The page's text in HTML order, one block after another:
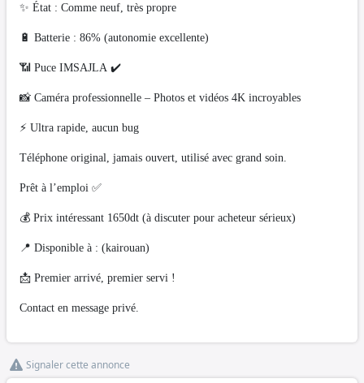
✨ État : Comme neuf, très propre
🔋 Batterie : 86% (autonomie excellente)
📶 Puce IMSAJLA ✔️
📸 Caméra professionnelle – Photos et vidéos 4K incroyables
⚡ Ultra rapide, aucun bug
Téléphone original, jamais ouvert, utilisé avec grand soin.
Prêt à l’emploi ✅
💰 Prix intéressant 1650dt (à discuter pour acheteur sérieux)
📍 Disponible à : (kairouan)
📩 Premier arrivé, premier servi !
Contact en message privé.
Signaler cette annonce